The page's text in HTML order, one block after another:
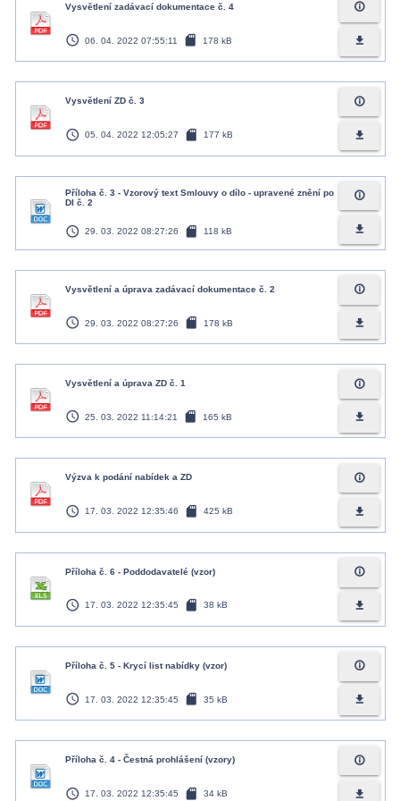
Vysvětlení zadávací dokumentace č. 4
access_time 06. 04. 2022 07:55:11 sd_card 178 kB
info_outline
file_download
Vysvětlení ZD č. 3
access_time 05. 04. 2022 12:05:27 sd_card 177 kB
info_outline
file_download
Příloha č. 3 - Vzorový text Smlouvy o dílo - upravené znění po
DI č. 2
access_time 29. 03. 2022 08:27:26 sd_card 118 kB
info_outline
file_download
Vysvětlení a úprava zadávací dokumentace č. 2
access_time 29. 03. 2022 08:27:26 sd_card 178 kB
info_outline
file_download
Vysvětlení a úprava ZD č. 1
access_time 25. 03. 2022 11:14:21 sd_card 165 kB
info_outline
file_download
Výzva k podání nabídek a ZD
access_time 17. 03. 2022 12:35:46 sd_card 425 kB
info_outline
file_download
Příloha č. 6 - Poddodavatelé (vzor)
access_time 17. 03. 2022 12:35:45 sd_card 38 kB
info_outline
file_download
Příloha č. 5 - Krycí list nabídky (vzor)
access_time 17. 03. 2022 12:35:45 sd_card 35 kB
info_outline
file_download
Příloha č. 4 - Čestná prohlášení (vzory)
access_time 17. 03. 2022 12:35:45 sd_card 34 kB
info_outline
file_download